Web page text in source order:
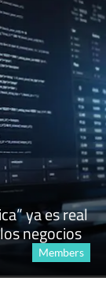
ya es real
negocios
Members